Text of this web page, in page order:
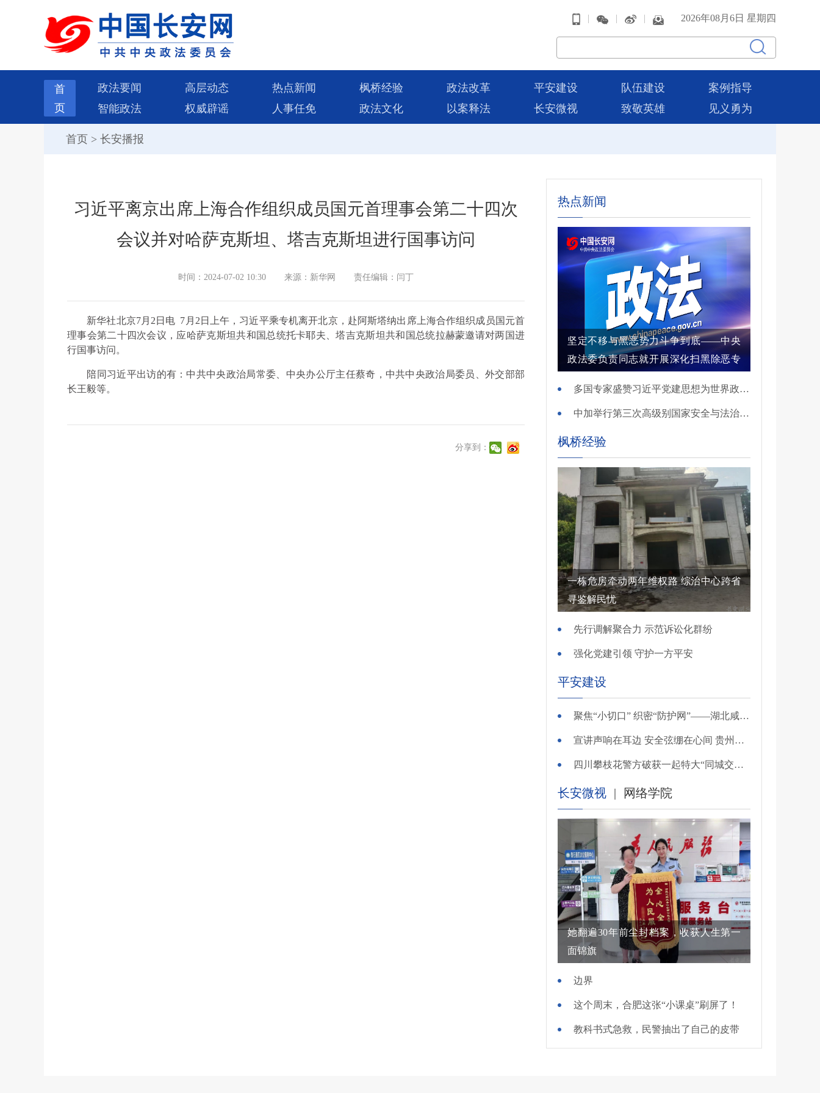
| | | 2026年08月6日 星期四
首
页
政法要闻 高层动态 热点新闻 枫桥经验 政法改革 平安建设 队伍建设
案例指导
智能政法
权威辟谣 人事任免 政法文化 以案释法 长安微视 致敬英雄 见义勇为
首页 > 长安播报
习近平离京出席上海合作组织成员国元首理事会第二十四次
会议并对哈萨克斯坦、塔吉克斯坦进行国事访问
时间：2024-07-02 10:30 来源：新华网 责任编辑：闫丁
新华社北京7月2日电 7月2日上午，习近平乘专机离开北京，赴阿斯塔纳出席上海合作组织成员国元首
理事会第二十四次会议，应哈萨克斯坦共和国总统托卡耶夫、塔吉克斯坦共和国总统拉赫蒙邀请对两国进
行国事访问。
陪同习近平出访的有：中共中央政治局常委、中央办公厅主任蔡奇，中共中央政治局委员、外交部部
长王毅等。
分享到：
热点新闻
坚定不移与黑恶势力斗争到底——中央
政法委负责同志就开展深化扫黑除恶专
多国专家盛赞习近平党建思想为世界政党建设提供重要启迪
中加举行第三次高级别国家安全与法治对话
枫桥经验
一栋危房牵动两年维权路 综治中心跨省
寻鉴解民忧
先行调解聚合力 示范诉讼化群纷
强化党建引领 守护一方平安
平安建设
聚焦“小切口” 织密“防护网”——湖北咸安公安开展精准清查行动净化夏夜治安环境
宣讲声响在耳边 安全弦绷在心间 贵州交警深入开展夏季交通安全宣传活动
四川攀枝花警方破获一起特大“同城交友”电信网络诈骗案
长安微视 | 网络学院
她翻遍30年前尘封档案，收获人生第一
面锦旗
边界
这个周末，合肥这张“小课桌”刷屏了！
教科书式急救，民警抽出了自己的皮带